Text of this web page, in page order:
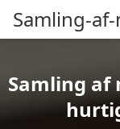
Samling-
Samling af